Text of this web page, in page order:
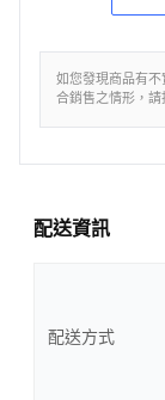
如您發現商品有
合銷售之情形，請
配送資訊
配送方式